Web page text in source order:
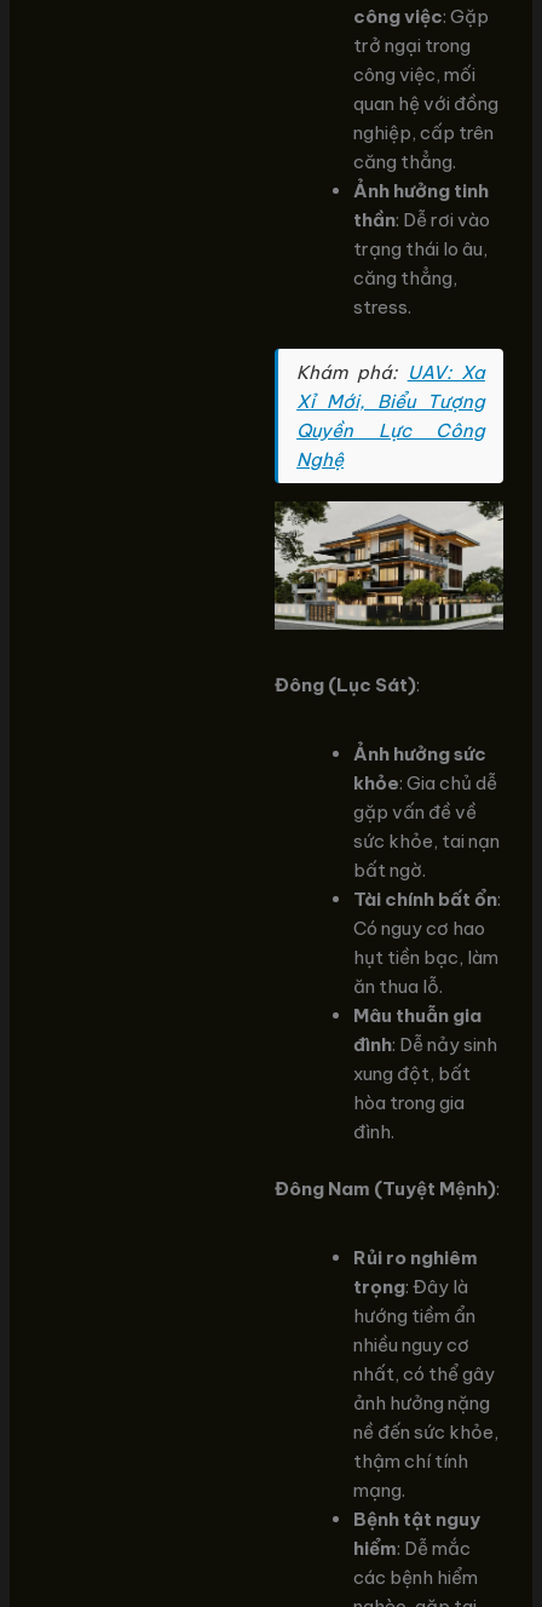
công việc: Gặp
trở ngại trong
công việc, mối
quan hệ với đồng
nghiệp, cấp trên
căng thẳng.
Ảnh hưởng tinh
thần: Dễ rơi vào
trạng thái lo âu,
căng thẳng,
stress.
Khám phá: UAV: Xa
Xỉ Mới, Biểu Tượng
Quyền Lực Công
Nghệ
Đông (Lục Sát):
Ảnh hưởng sức
khỏe: Gia chủ dễ
gặp vấn đề về
sức khỏe, tai nạn
bất ngờ.
Tài chính bất ổn:
Có nguy cơ hao
hụt tiền bạc, làm
ăn thua lỗ.
Mâu thuẫn gia
đình: Dễ nảy sinh
xung đột, bất
hòa trong gia
đình.
Đông Nam (Tuyệt Mệnh):
Rủi ro nghiêm
trọng: Đây là
hướng tiềm ẩn
nhiều nguy cơ
nhất, có thể gây
ảnh hưởng nặng
nề đến sức khỏe,
thậm chí tính
mạng.
Bệnh tật nguy
hiểm: Dễ mắc
các bệnh hiểm